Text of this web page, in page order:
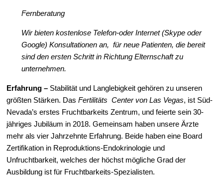
Fernberatung
Wir bieten kostenlose Telefon-oder Internet (Skype oder
Google) Konsultationen an, für neue Patienten, die bereit
sind den ersten Schritt in Richtung Elternschaft zu
unternehmen.
Erfahrung – Stabilität und Langlebigkeit gehören zu unseren
größten Stärken. Das Fertilitäts Center von Las Vegas, ist Süd-
Nevada’s erstes Fruchtbarkeits Zentrum, und feierte sein 30-
jähriges Jubiläum in 2018. Gemeinsam haben unsere Ärzte
mehr als vier Jahrzehnte Erfahrung. Beide haben eine Board
Zertifikation in Reproduktions-Endokrinologie und
Unfruchtbarkeit, welches der höchst mögliche Grad der
Ausbildung ist für Fruchtbarkeits-Spezialisten.